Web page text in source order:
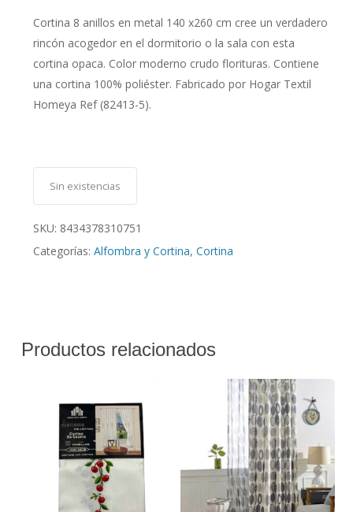
Cortina 8 anillos en metal 140 x260 cm cree un verdadero
rincón acogedor en el dormitorio o la sala con esta
cortina opaca. Color moderno crudo florituras. Contiene
una cortina 100% poliéster. Fabricado por Hogar Textil
Homeya Ref (82413-5).
Sin existencias
SKU: 8434378310751
Categorías: Alfombra y Cortina, Cortina
Productos relacionados